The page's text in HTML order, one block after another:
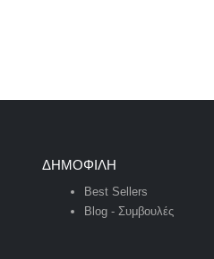
ΔΗΜΟΦΙΛΗ
Best Sellers
Blog - Συμβουλές